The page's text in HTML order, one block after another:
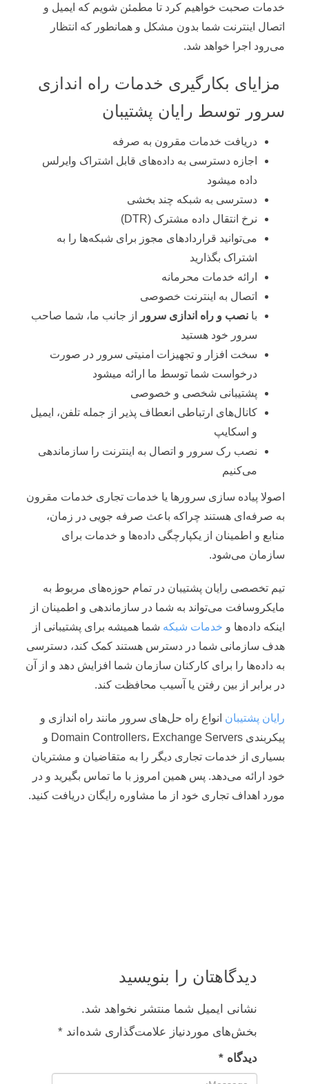
خدمات صحبت خواهیم کرد تا مطمئن شویم که ایمیل و
اتصال اینترنت شما بدون مشکل و همانطور که انتظار
می‌رود اجرا خواهد شد.
مزایای بکارگیری خدمات راه اندازی
سرور توسط رایان پشتیبان
دریافت خدمات مقرون به صرفه
اجازه دسترسی به داده‌های قابل اشتراک وایرلس
داده میشود
دسترسی به شبکه چند بخشی
نرخ انتقال داده مشترک (DTR)
می‌توانید قراردادهای مجوز برای شبکه‌ها را به
اشتراک بگذارید
ارائه خدمات محرمانه
اتصال به اینترنت خصوصی
با نصب و راه اندازی سرور
از جانب ما، شما صاحب
سرور خود هستید
سخت افزار و تجهیزات امنیتی سرور در صورت
درخواست شما توسط ما ارائه میشود
پشتیبانی شخصی و خصوصی
کانال‌های ارتباطی انعطاف پذیر از جمله تلفن، ایمیل
و اسکایپ
نصب رک سرور و اتصال به اینترنت را سازماندهی
می‌کنیم
اصولا پیاده سازی سرورها یا خدمات تجاری خدمات مقرون
به صرفه‌ای هستند چراکه باعث صرفه جویی در زمان،
منابع و اطمینان از یکپارچگی داده‌ها و خدمات برای
سازمان می‌شود.
تیم تخصصی رایان پشتیبان در تمام حوزه‌های مربوط به
مایکروسافت می‌تواند به شما در سازماندهی و اطمینان از
اینکه داده‌ها و خدمات شبکه شما همیشه برای پشتیبانی از
هدف سازمانی شما در دسترس هستند کمک کند، دسترسی
به داده‌ها را برای کارکنان سازمان شما افزایش دهد و از آن
در برابر از بین رفتن یا آسیب محافظت کند.
رایان پشتیبان انواع راه حل‌های سرور مانند راه اندازی و
پیکربندی Domain Controllers، Exchange Servers و
بسیاری از خدمات تجاری دیگر را به متقاضیان و مشتریان
خود ارائه می‌دهد. پس همین امروز با ما تماس بگیرید و در
مورد اهداف تجاری خود از ما مشاوره رایگان دریافت کنید.
دیدگاهتان را بنویسید
نشانی ایمیل شما منتشر نخواهد شد.
بخش‌های موردنیاز علامت‌گذاری شده‌اند *
دیدگاه *